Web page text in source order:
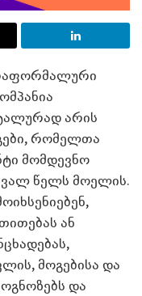
არის
რომელთა
მომდევნო
წელს მოელის.
ან
მოგებისა და
და